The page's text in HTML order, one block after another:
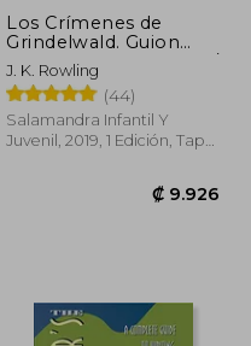
Los Crímenes de
Grindelwald. Guion
Original de la Película /
The Crimes of
Grindelwald: The
Original Screenplay =
Fantastic Beasts: The
J. K. Rowling
(44)
Salamandra Infantil Y
Juvenil, 2019, 1 Edición, Tapa